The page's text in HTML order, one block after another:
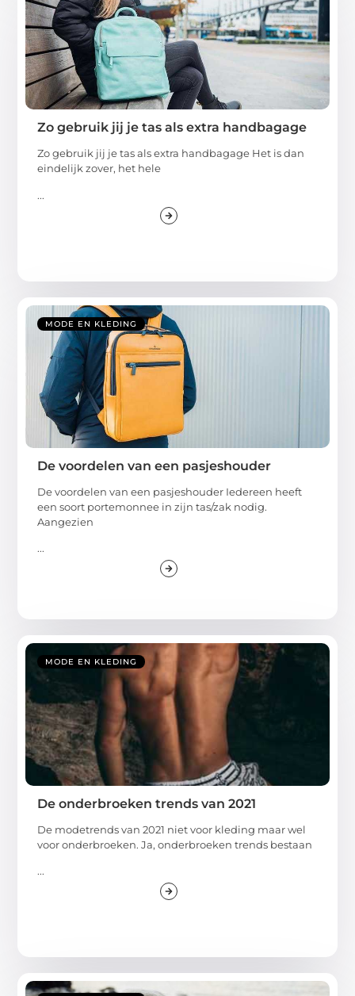
Zo gebruik jij je tas als extra handbagage
Zo gebruik jij je tas als extra handbagage Het is dan
eindelijk zover, het hele
...
MODE EN KLEDING
De voordelen van een pasjeshouder
De voordelen van een pasjeshouder Iedereen heeft
een soort portemonnee in zijn tas/zak nodig.
Aangezien
...
MODE EN KLEDING
De onderbroeken trends van 2021
De modetrends van 2021 niet voor kleding maar wel
voor onderbroeken. Ja, onderbroeken trends bestaan
...